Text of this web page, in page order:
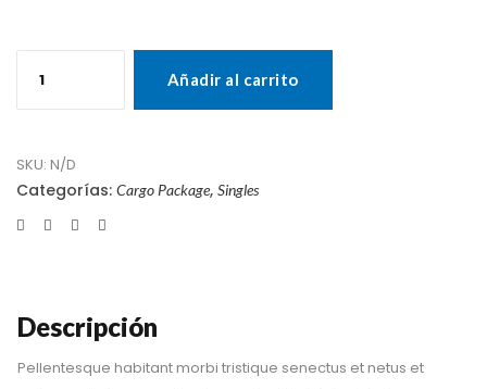
Single
Añadir al carrito
SKU: N/D
Categorías: Cargo Package, Singles
Descripción
Pellentesque habitant morbi tristique senectus et netus et